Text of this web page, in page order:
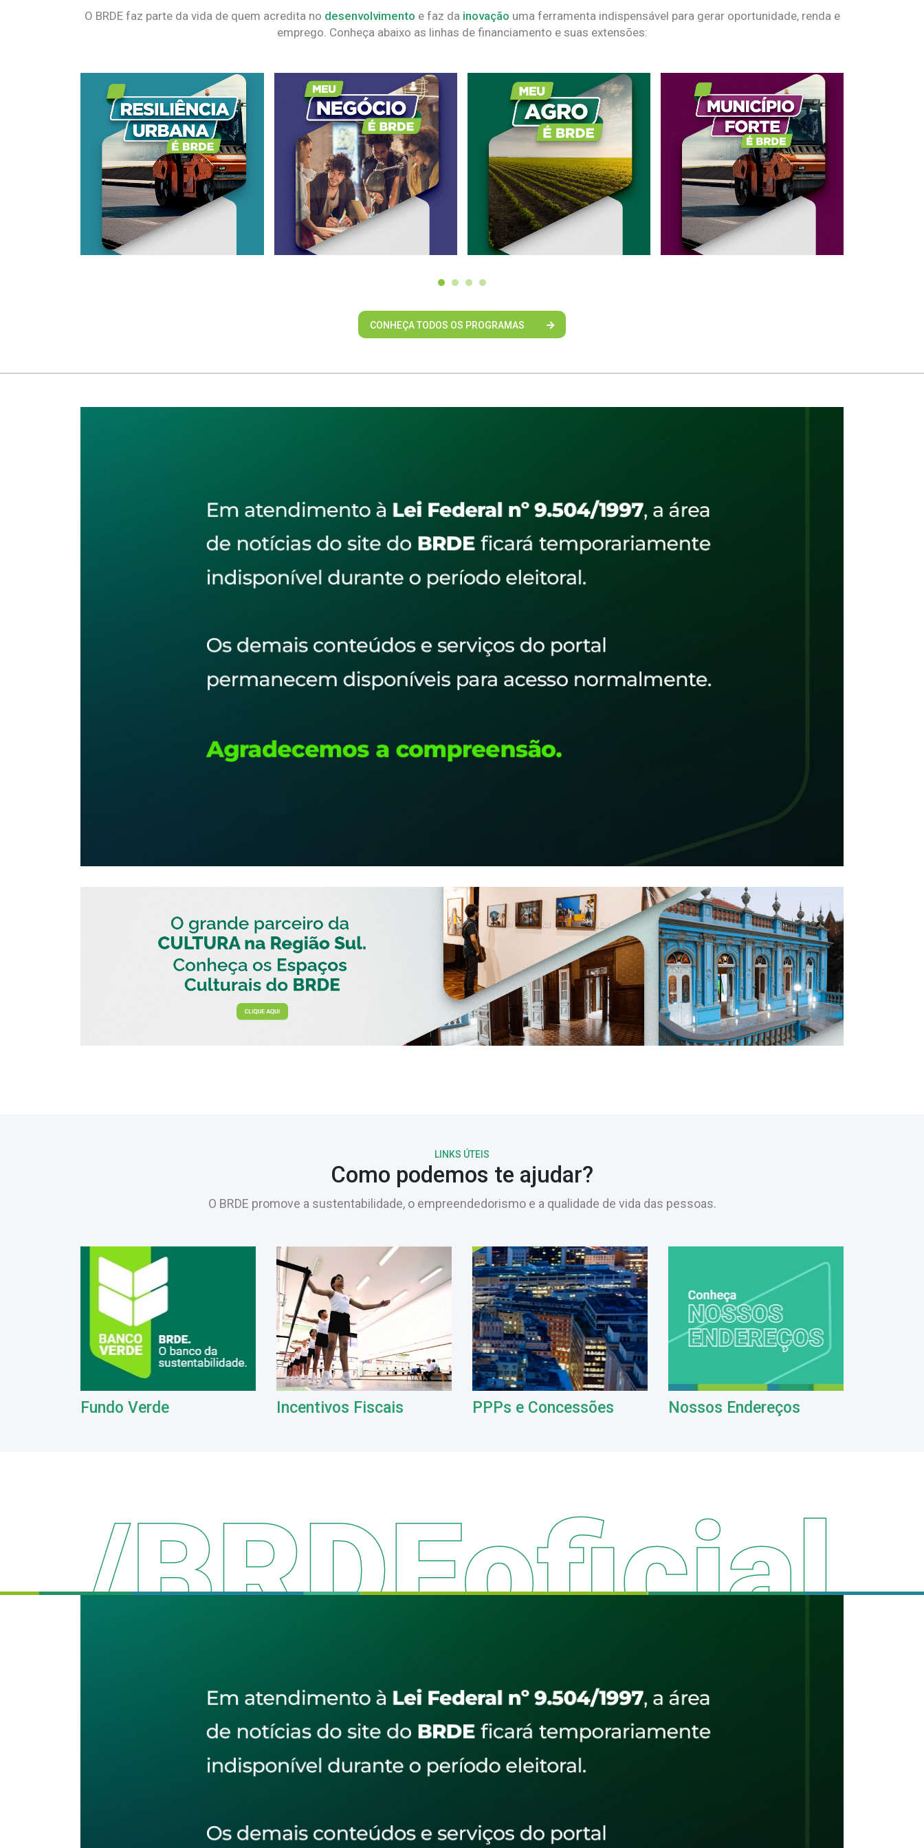
O BRDE faz parte da vida de quem acredita no desenvolvimento e faz da inovação uma ferramenta indispensável para gerar oportunidade, renda e
emprego. Conheça abaixo as linhas de financiamento e suas extensões:
CONHEÇA TODOS OS PROGRAMAS
LINKS ÚTEIS
Como podemos te ajudar?
O BRDE promove a sustentabilidade, o empreendedorismo e a qualidade de vida das pessoas.
Fundo Verde Incentivos Fiscais PPPs e Concessões Nossos Endereços